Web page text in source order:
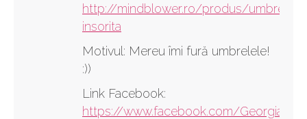
http://mindblower.ro/produs/umbrela-
insorita
Motivul: Mereu îmi fură umbrelele!
:))
Link Facebook:
https://www.facebook.com/